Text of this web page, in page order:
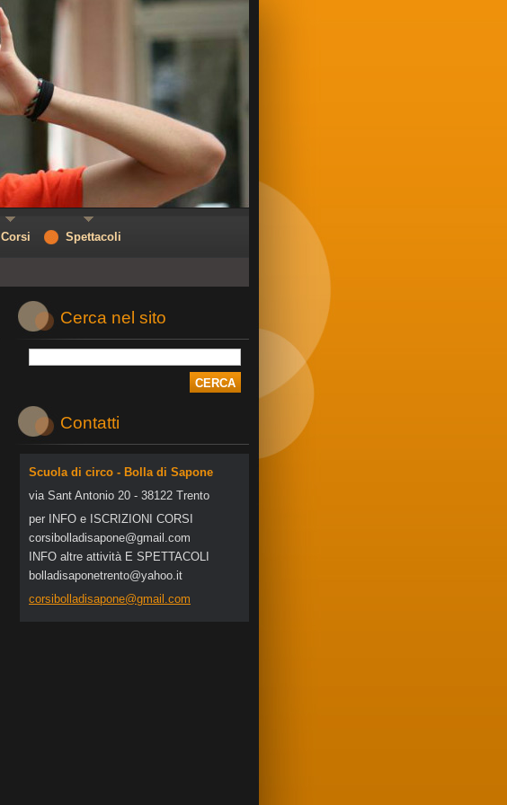
Cerca nel sito
Contatti
Scuola di circo - Bolla di Sapone
via Sant Antonio 20 - 38122 Trento
per INFO e ISCRIZIONI CORSI
corsibol ladisapone@gmail .com
INFO altre attività E SPETTACOLI
bolladisaponetrento@yahoo.it
corsibolladisapone@gmail.com
Corsi Spettacoli